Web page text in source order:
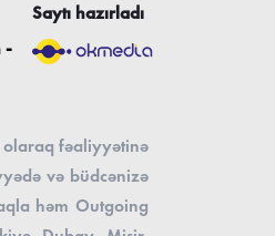
-
Saytı hazırladı
olaraq fəaliyyətinə
və büdcənizə
həm Outgoing